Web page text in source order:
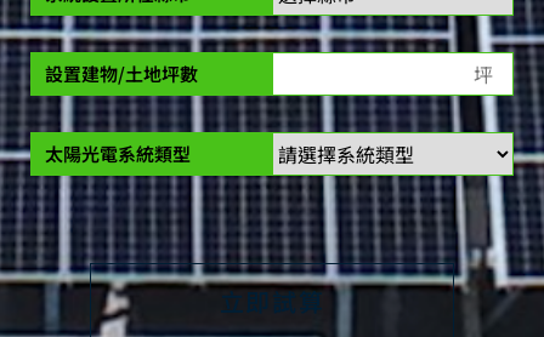
設置建物/土地坪數
太陽光電系統類型
立即試算